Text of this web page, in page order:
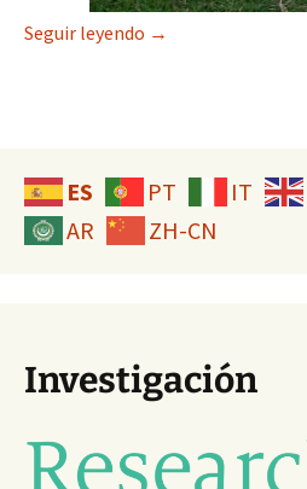
Seguir leyendo INCLUSIA:
→
ES PT IT
AR
ZH-CN
Investigación